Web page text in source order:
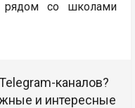
рядом со школами
каналов?
и интересные